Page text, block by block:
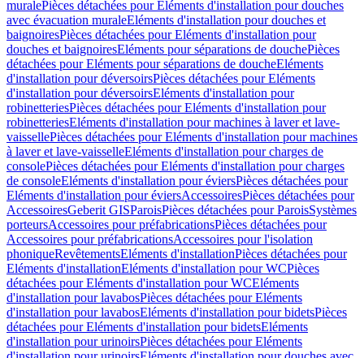
muralePièces détachées pour Eléments d'installation pour douches
avec évacuation muraleEléments d'installation pour douches et
baignoiresPièces détachées pour Eléments d'installation pour
douches et baignoiresEléments pour séparations de douchePièces
détachées pour Eléments pour séparations de doucheEléments
d'installation pour déversoirsPièces détachées pour Eléments
d'installation pour déversoirsEléments d'installation pour
robinetteriesPièces détachées pour Eléments d'installation pour
robinetteriesEléments d'installation pour machines à laver et lave-
vaissellePièces détachées pour Eléments d'installation pour machines
à laver et lave-vaisselleEléments d'installation pour charges de
consolePièces détachées pour Eléments d'installation pour charges
de consoleEléments d'installation pour éviersPièces détachées pour
Eléments d'installation pour éviersAccessoiresPièces détachées pour
AccessoiresGeberit GISParoisPièces détachées pour ParoisSystèmes
porteursAccessoires pour préfabricationsPièces détachées pour
Accessoires pour préfabricationsAccessoires pour l'isolation
phoniqueRevêtementsEléments d'installationPièces détachées pour
Eléments d'installationEléments d'installation pour WCPièces
détachées pour Eléments d'installation pour WCEléments
d'installation pour lavabosPièces détachées pour Eléments
d'installation pour lavabosEléments d'installation pour bidetsPièces
détachées pour Eléments d'installation pour bidetsEléments
d'installation pour urinoirsPièces détachées pour Eléments